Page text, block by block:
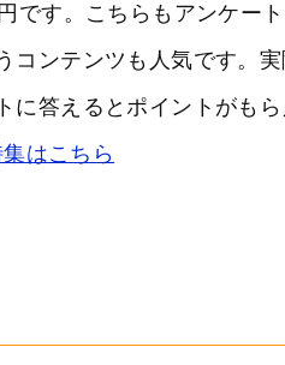
です。こちらもアンケー
コンテンツも人気です。
に答えるとポイントがもら
はこちら